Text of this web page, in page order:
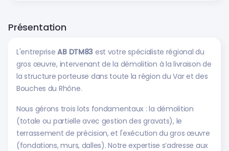
Présentation
L'entrepriseAB DTM83 est votre spécialiste régional du
gros œuvre, intervenant de la démolition à la livraison de
la structure porteuse dans toute la région du Var et des
Bouches du Rhône.
​Nous gérons trois lots fondamentaux : la démolition
(totale ou partielle avec gestion des gravats), le
terrassement de précision, et l'exécution du gros œuvre
(fondations, murs, dalles). Notre expertise s’adresse aux